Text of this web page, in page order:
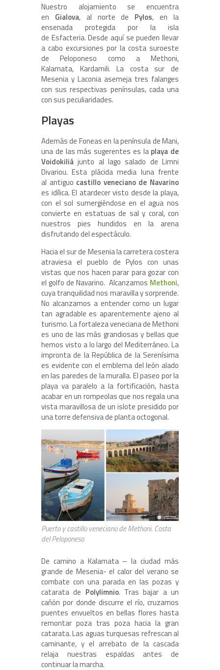
Nuestro alojamiento se encuentra
en Gialova, al norte de Pylos, en la
ensenada protegida por la isla
de Esfacteria. Desde aquí se pueden llevar
a cabo excursiones por la costa suroeste
de Peloponeso como a Methoni,
Kalamata, Kardamili. La costa sur de
Mesenia y Laconia asemeja tres falanges
con sus respectivas penínsulas, cada una
con sus peculiaridades.
Playas
Además de Foneas en la península de Mani,
una de las más sugerentes es laplaya de
Voidokiliá junto al lago salado de Limni
Divariou. Esta plácida media luna frente
al antiguo castillo veneciano de Navarino
es idílica. El atardecer visto desde la playa,
con el sol sumergiéndose en el agua nos
convierte en estatuas de sal y coral, con
nuestros pies hundidos en la arena
disfrutando del espectáculo.
Hacia el sur de Mesenia la carretera costera
atraviesa el pueblo de Pylos con unas
vistas que nos hacen parar para gozar con
el golfo de Navarino. Alcanzamos Methoni,
cuya tranquilidad nos maravilla y sorprende.
No alcanzamos a entender como un lugar
tan agradable es aparentemente ajeno al
turismo. La fortaleza veneciana de Methoni
es uno de las más grandiosas y bellas que
hemos visto a lo largo del Mediterráneo. La
impronta de la República de la Serenísima
es evidente con el emblema del león alado
en las paredes de la muralla. El paseo por la
playa va paralelo a la fortificación, hasta
acabar en un rompeolas que nos regala una
vista maravillosa de un islote presidido por
una torre defensiva de planta octogonal.
Puerto y castillo veneciano de Methoni. Costa
del Peloponeso
De camino a Kalamata – la ciudad más
grande de Mesenia- el calor del verano se
combate con una parada en las pozas y
catarata de Polylimnio. Tras bajar a un
cañón por donde discurre el río, cruzamos
puentes envueltos en bellas flores hasta
remontar poza tras poza hacia la gran
catarata. Las aguas turquesas refrescan al
caminante, y el arrebato de la cascada
relaja nuestras espaldas antes de
continuar la marcha.